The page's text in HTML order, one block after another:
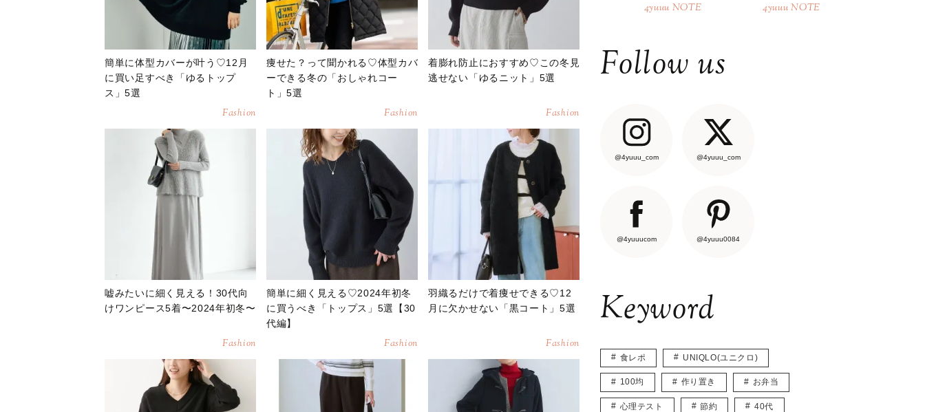
簡単に体型カバーが叶う♡12月
に買い足すべき「ゆるトップ
ス」5選
Fashion
痩せた？って聞かれる♡体型カバ
ーできる冬の「おしゃれコー
ト」5選
Fashion
着膨れ防止におすすめ♡この冬見
逃せない「ゆるニット」5選
Fashion
嘘みたいに細く見える！30代向
けワンピース5着〜2024年初冬〜
Fashion
簡単に細く見える♡2024年初冬
に買うべき「トップス」5選【30
代編】
Fashion
羽織るだけで着痩せできる♡12
月に欠かせない「黒コート」5選
Fashion
4yuuu NOTE 4yuuu NOTE
Follow us
@4yuuu_com @4yuuu_com
@4yuuucom @4yuuu0084
Keyword
食レポ UNIQLO(ユニクロ)
100均 作り置き お弁当
心理テスト 節約 40代